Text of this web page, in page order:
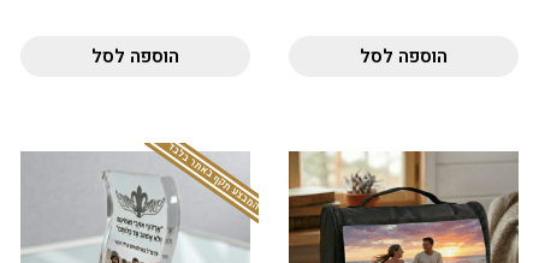
הוספה לסל הוספה לסל
המבצע תקף באתר בלבד